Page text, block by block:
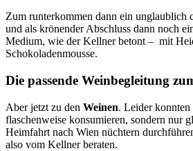
Zum runterkommen dann ein unglaublich
und als krönender Abschluss dann noch
Medium, wie der Kellner betont – mit
Schokoladenmousse.
Die passende Weinbegleitung
Aber jetzt zu den Weinen. Leider
flaschenweise konsumieren, sondern nur
Heimfahrt nach Wien nüchtern
also vom Kellner beraten.